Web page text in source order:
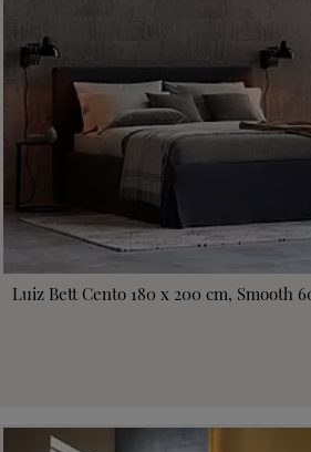
Luiz Bett Cento 180 x 200 cm, Smooth